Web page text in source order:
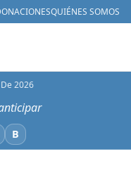
QUIÉNES SOMOS
2026
BBluesky